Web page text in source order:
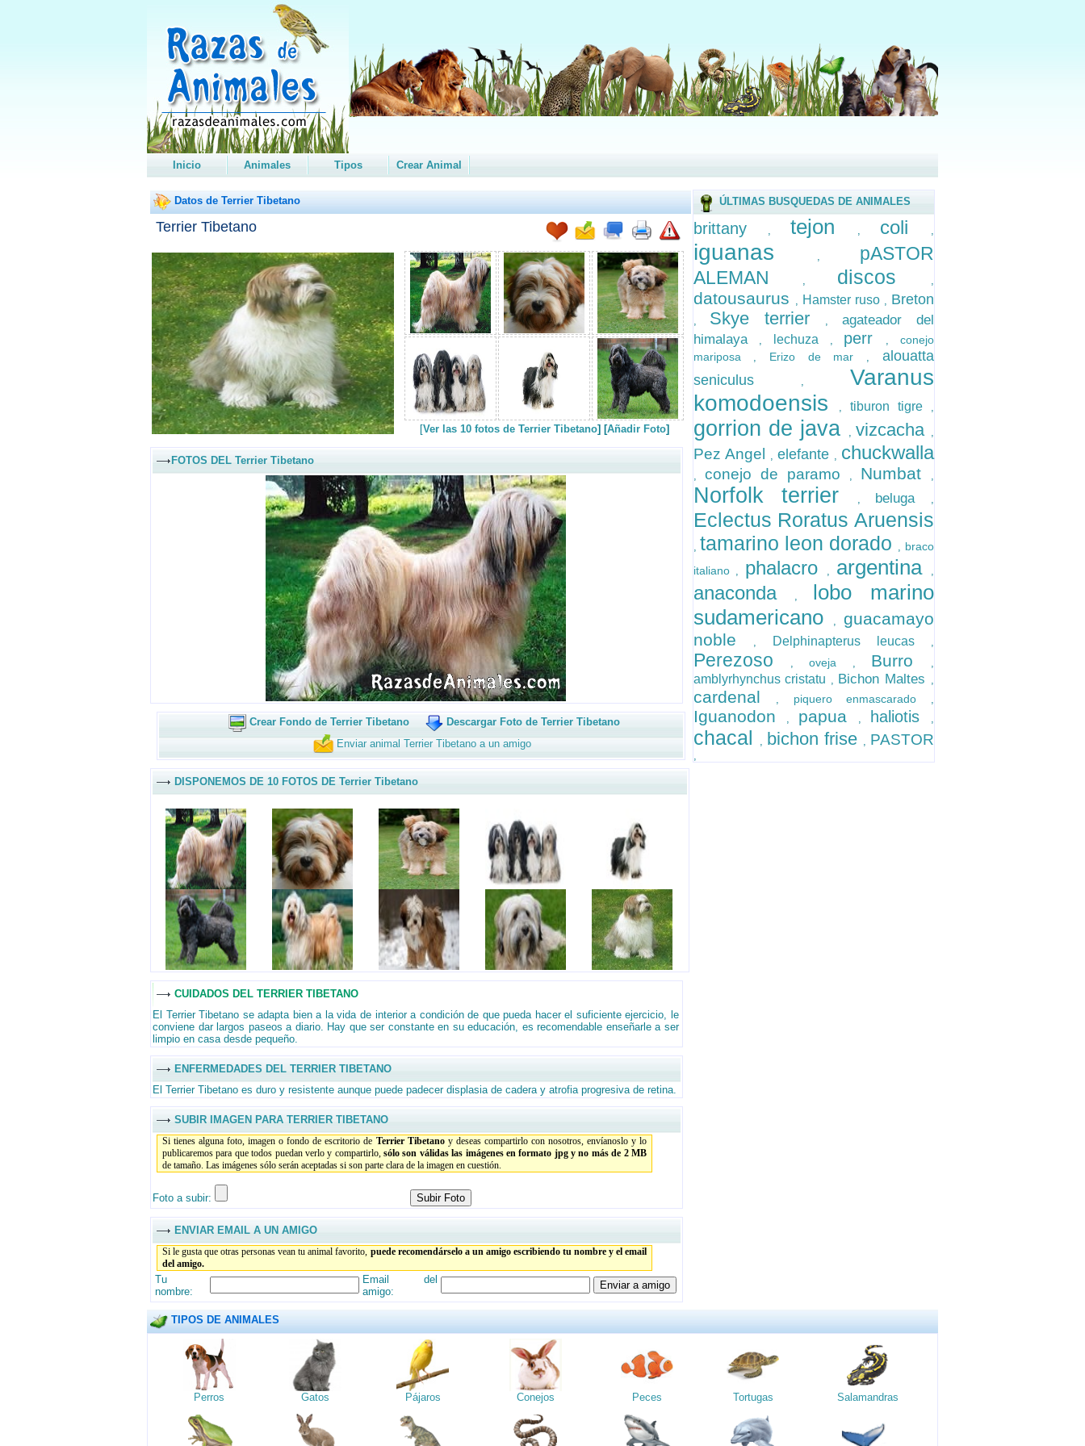
Inicio Animales Tipos Crear Animal
Datos de Terrier Tibetano
Terrier Tibetano
[Ver las 10 fotos de Terrier Tibetano] [Añadir Foto]
FOTOS DEL Terrier Tibetano
Crear Fondo de Terrier Tibetano
Descargar Foto de Terrier Tibetano
Enviar animal Terrier Tibetano a un amigo
DISPONEMOS DE 10 FOTOS DE Terrier Tibetano
CUIDADOS DEL TERRIER TIBETANO
El Terrier Tibetano se adapta bien a la vida de interior a condición de que pueda hacer el suficiente ejercicio, le
conviene dar largos paseos a diario. Hay que ser constante en su educación, es recomendable enseñarle a ser
limpio en casa desde pequeño.
ENFERMEDADES DEL TERRIER TIBETANO
El Terrier Tibetano es duro y resistente aunque puede padecer displasia de cadera y atrofia progresiva de retina.
SUBIR IMAGEN PARA TERRIER TIBETANO
Si tienes alguna foto, imagen o fondo de escritorio de Terrier Tibetanoy deseas compartirlo con nosotros, envíanoslo y lo
publicaremos para que todos puedan verlo y compartirlo,sólo son válidas las imágenes en formato jpg y no más de 2 MB
de tamaño. Las imágenes sólo serán aceptadas si son parte clara de la imagen en cuestión.
Foto a subir:
ENVIAR EMAIL A UN AMIGO
Si le gusta que otras personas vean tu animal favorito, puede recomendárselo a un amigo escribiendo tu nombre y el email
del amigo.
Tu
nombre:
Email del
amigo:
ÚLTIMAS BUSQUEDAS DE ANIMALES
brittany , tejon , coli ,
iguanas , pASTOR
ALEMAN
, discos ,
datousaurus , Hamster ruso , Breton
, Skye terrier , agateador del
himalaya
, lechuza , perr , conejo
mariposa , Erizo de mar , alouatta
seniculus
, Varanus
komodoensis
, tiburon tigre ,
gorrion de java , vizcacha ,
Pez Angel , elefante , chuckwalla
, conejo de paramo , Numbat ,
Norfolk terrier , beluga ,
Eclectus Roratus Aruensis
, tamarino leon dorado , braco
italiano , phalacro , argentina ,
anaconda , lobo marino
sudamericano
, guacamayo
noble
, Delphinapterus leucas ,
Perezoso ,oveja , Burro ,
amblyrhynchus cristatu , Bichon Maltes ,
cardenal , piquero enmascarado ,
Iguanodon , papua , haliotis ,
chacal , bichon frise , PASTOR
,
TIPOS DE ANIMALES
Perros Gatos Pájaros Conejos Peces Tortugas Salamandras